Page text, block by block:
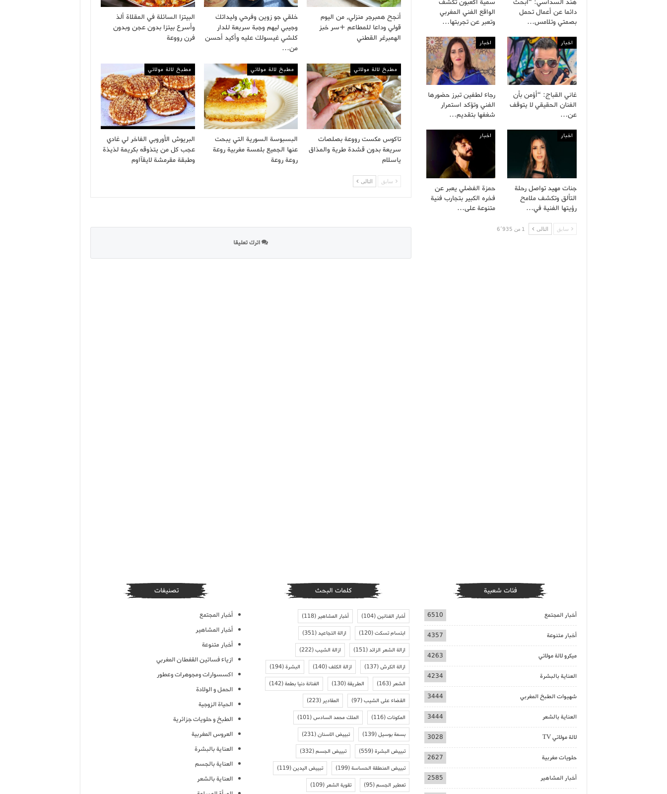
أنجح همبرجر منزلي, من اليوم
قولي وداعا للمطاعم +سر خبز
الهمبرغر القطني
خلقي جو زوين وفرحي وليداتك
وجيبي ليهم وجبة سريعة للدار
كلشي غيسولك عليه وأكيد أحسن
من…
البيتزا السائلة في المقلاة ألذ
وأسرع بيتزا بدون عجن وبدون
فرن رووعة
مطبخ لالة مولاتي
تاكوس مكست رووعة بصلصات
سريعة بدون قشدة طرية والمذاق
ياسلام
مطبخ لالة مولاتي
البسبوسة السورية التي يبحت
عنها الجميع بلمسة مغربية روعة
روعة روعة
مطبخ لالة مولاتي
البريوش الأوروبي الفاخر لي غادي
عجب كل من يتذوقه بكريمة لذيذة
وطبقة مقرمشة لايقآاوم
سابق التالى
اترك تعليقا
دائما عن أعمال تحمل
بصمتي وتلامس…
الواقع الفني المغربي
وتعبر عن تجربتها…
اخبار
غاني القباج: “أؤمن بأن
الفنان الحقيقي لا يتوقف
عن…
اخبار
رجاء لطفين تبرز حضورها
الفني وتؤكد استمرار
شغفها بتقديم…
اخبار
جنات مهيد تواصل رحلة
التألق وتكشف ملامح
رؤيتها الفنية في…
اخبار
حمزة الفضلي يعبر عن
فخره الكبير بتجارب فنية
متنوعة على…
سابق التالى 1 من 6٬935
فئات شعبية
أخبار المجتمع 6510
أخبار متنوعة 4357
ميكرو لالة مولاتي 4263
العناية بالبشرة 4234
شهيوات الطبخ المغربي 3444
العناية بالشعر 3444
لالة مولاتي TV 3028
حلويات مغربية 2627
أخبار المشاهير 2585
كلمات البحث
أخبار الفنانين(104) أخبار المشاهير(118)
ابتسام تسكت(120) ازالة التجاعيد(351)
ازالة الشعر الزائد(151) ازالة الشيب(222)
ازالة الكرش(137) ازالة الكلف(140) البشرة(194)
الشعر(163) الطريقة(130) الفنانة دنيا بطمة(142)
القضاء على الشيب(97) المقادير(223)
المكونات(116) الملك محمد السادس(101)
بسمة بوسيل(139) تبييض الاسنان(231)
تبييض البشرة(559) تبييض الجسم(332)
تبييض المنطقة الحساسة(199) تبييض اليدين(119)
تعطير الجسم(95) تقوية الشعر(109)
تصنيفات
أخبار المجتمع
أخبار المشاهير
أخبار متنوعة
ازياء فساتين القفطان المغربي
اكسسوارات ومجوهرات وعطور
الحمل و الولادة
الحياة الزوجية
الطبخ و حلويات جزائرية
العروس المغربية
العناية بالبشرة
العناية بالجسم
العناية بالشعر